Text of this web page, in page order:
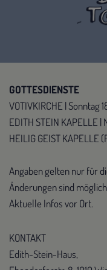
GOTTESDIENSTE
VOTIVKIRCHE | Sonntag
EDITH STEIN KAPELLE |
HEILIG GEIST KAPELLE
Angaben gelten nur für
Änderungen sind
Aktuelle Infos vor Ort.
KONTAKT
Edith-Stein-Haus,